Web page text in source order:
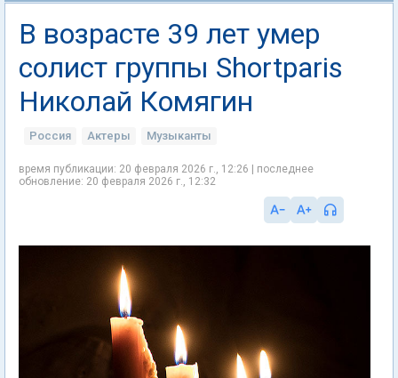
В возрасте 39 лет умер
солист группы Shortparis
Николай Комягин
Россия Актеры Музыканты
время публикации: 20 февраля 2026 г., 12:26 | последнее
обновление: 20 февраля 2026 г., 12:32